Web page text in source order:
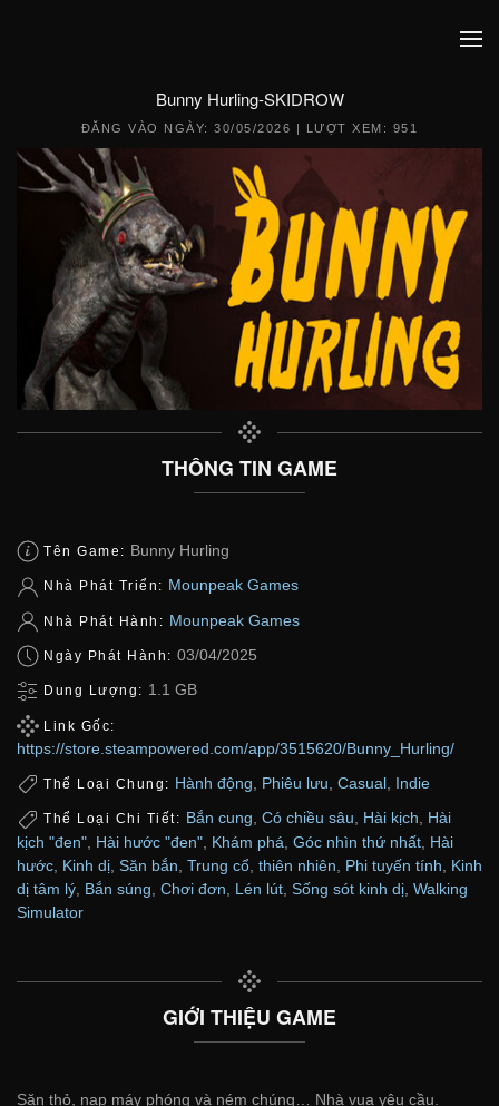
Bunny Hurling-SKIDROW
ĐĂNG VÀO NGÀY:30/05/2026 | LƯỢT XEM: 951
THÔNG TIN GAME
Tên Game: Bunny Hurling
Nhà Phát Triển: Mounpeak Games
Nhà Phát Hành: Mounpeak Games
Ngày Phát Hành: 03/04/2025
Dung Lượng: 1.1 GB
Link Gốc:
https://store.steampowered.com/app/3515620/Bunny_Hurling/
Thể Loại Chung: Hành động Phiêu lưu Casual Indie
Thể Loại Chi Tiết: Bắn cung, Có chiều sâu, Hài kịch, Hài
kịch "đen" Hài hước "đen" Khám phá Góc nhìn thứ nhất Hài
hước Kinh dị Săn bắn Trung cổ thiên nhiên Phi tuyến tính
Kinh
dị tâm lý Bắn súng Chơi đơn Lén lút Sống sót kinh dị Walking
Simulator
GIỚI THIỆU GAME
Săn thỏ, nạp máy phóng và ném chúng… Nhà vua yêu cầu.